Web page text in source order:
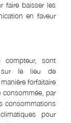
faire baisser les
en faveur
compteur, sont
sur le lieu de
forfaitaire
consommée, par
consommations
pour